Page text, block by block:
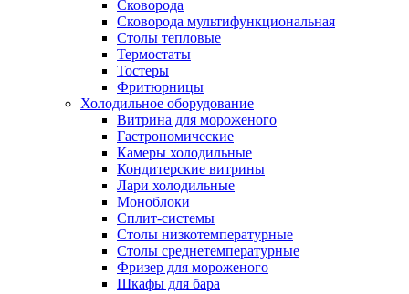
Сковорода
Сковорода мультифункциональная
Столы тепловые
Термостаты
Тостеры
Фритюрницы
Холодильное оборудование
Витрина для мороженого
Гастрономические
Камеры холодильные
Кондитерские витрины
Лари холодильные
Моноблоки
Сплит-системы
Столы низкотемпературные
Столы среднетемпературные
Фризер для мороженого
Шкафы для бара